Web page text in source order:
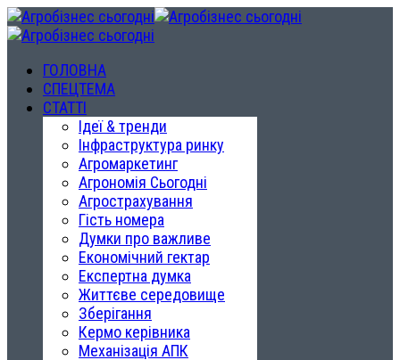
ГОЛОВНА
СПЕЦТЕМА
СТАТТІ
Ідеї & тренди
Інфраструктура ринку
Агромаркетинг
Агрономія Сьогодні
Агрострахування
Гість номера
Думки про важливе
Економічний гектар
Експертна думка
Життєве середовище
Зберігання
Кермо керівника
Механізація АПК